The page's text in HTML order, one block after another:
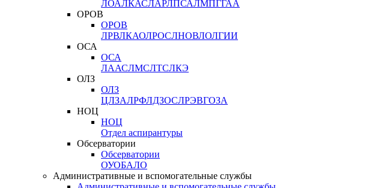
ЛОАЛКАСЛАРЛПСАЛМПГГАА
ОРОВ
ОРОВ
ЛРВЛКАОЛРОСЛНОВЛОЛГИИ
ОСА
ОСА
ЛААСЛМСЛТСЛКЭ
ОЛЗ
ОЛЗ
ЦЛЗАЛРФЛДЗОСЛРЭВГОЗА
НОЦ
НОЦ
Отдел аспирантуры
Обсерватории
Обсерватории
ОУОБАЛО
Административные и вспомогательные службы